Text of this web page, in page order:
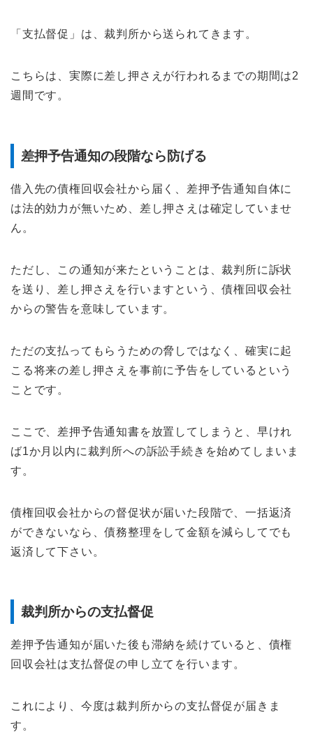
「支払督促」は、裁判所から送られてきます。
こちらは、実際に差し押さえが行われるまでの期間は2
週間です。
差押予告通知の段階なら防げる
借入先の債権回収会社から届く、差押予告通知自体に
は法的効力が無いため、差し押さえは確定していませ
ん。
ただし、この通知が来たということは、裁判所に訴状
を送り、差し押さえを行いますという、債権回収会社
からの警告を意味しています。
ただの支払ってもらうための脅しではなく、確実に起
こる将来の差し押さえを事前に予告をしているという
ことです。
ここで、差押予告通知書を放置してしまうと、早けれ
ば1か月以内に裁判所への訴訟手続きを始めてしまいま
す。
債権回収会社からの督促状が届いた段階で、一括返済
ができないなら、債務整理をして金額を減らしてでも
返済して下さい。
裁判所からの支払督促
差押予告通知が届いた後も滞納を続けていると、債権
回収会社は支払督促の申し立てを行います。
これにより、今度は裁判所からの支払督促が届きま
す。